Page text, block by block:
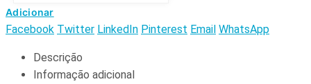
Adicionar
Facebook Twitter LinkedIn Pinterest Email WhatsApp
Descrição
Informação adicional